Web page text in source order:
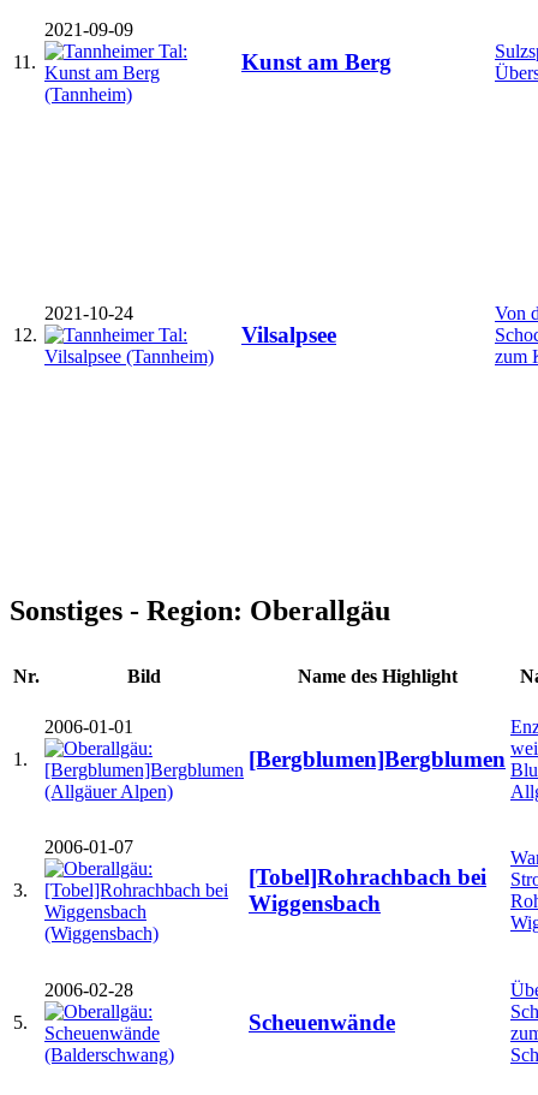
11.
2021-09-09
Kunst am Berg
12.
2021-10-24
Vilsalpsee
Von
zum
Sonstiges - Region: Oberallgäu
Nr. Bild Name des Highlight
1.
2006-01-01
[Bergblumen]Bergblumen
3.
2006-01-07
[Tobel]Rohrachbach bei
Wiggensbach
5.
2006-02-28
Scheuenwände